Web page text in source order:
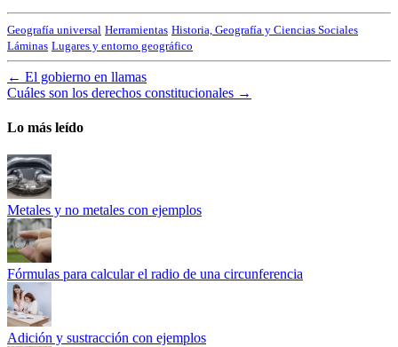
Geografía universal Herramientas Historia, Geografía y Ciencias Sociales
Láminas Lugares y entorno geográfico
← El gobierno en llamas
Cuáles son los derechos constitucionales →
Lo más leído
Metales y no metales con ejemplos
Fórmulas para calcular el radio de una circunferencia
Adición y sustracción con ejemplos